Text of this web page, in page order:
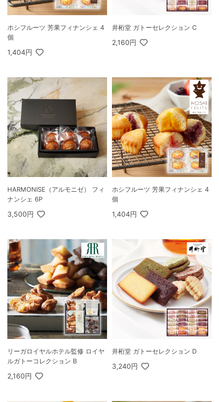
ホシフルーツ 芳果フィナンシェ 4
個
1,404円
井桁堂 ガトーセレクション C
2,160円
HARMONISE（アルモニゼ） フィ
ナンシェ 6P
3,500円
ホシフルーツ 芳果フィナンシェ 4
個
1,404円
リーガロイヤルホテル監修 ロイヤ
ルガトーコレクション B
2,160円
井桁堂 ガトーセレクション D
3,240円